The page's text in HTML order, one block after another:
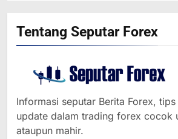
Tentang Seputar Forex
Informasi seputar Berita Forex,
update dalam trading forex cocok
ataupun mahir.